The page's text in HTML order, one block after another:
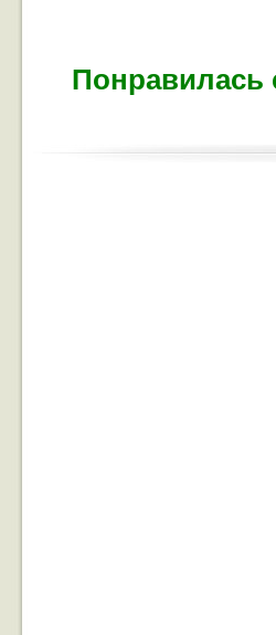
Понравилась